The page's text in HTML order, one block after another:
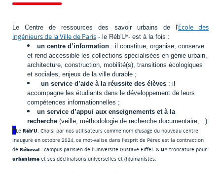
Le Centre de ressources des savoir urbains de l'Ecole des
ingénieurs de la Ville de Paris - le Réb'U*- est à la fois :
un centre d’information : il constitue, organise, conserve
et rend accessible les collections spécialisées en génie urbain,
architecture, construction, mobilité(s), transitions écologiques
et sociales, enjeux de la ville durable ;
un service d’aide à la réussite des élèves : il
accompagne les étudiants dans le développement de leurs
compétences informationnelles ;
un service d’appui aux enseignements et à la
recherche (veille, méthodologie de recherche documentaire,...)
*Le Réb'U. Choisi par nos utilisateurs comme nom d'usage du nouveau centre
inauguré en octobre 2024, ce mot-valise dans l'esprit de Pérec est la contraction
de Rébeval - campus parisien de l'Université Gustave Eiffel- & U* troncature pour
urbanisme et ses déclinaisons universelles et (h)umanistes.